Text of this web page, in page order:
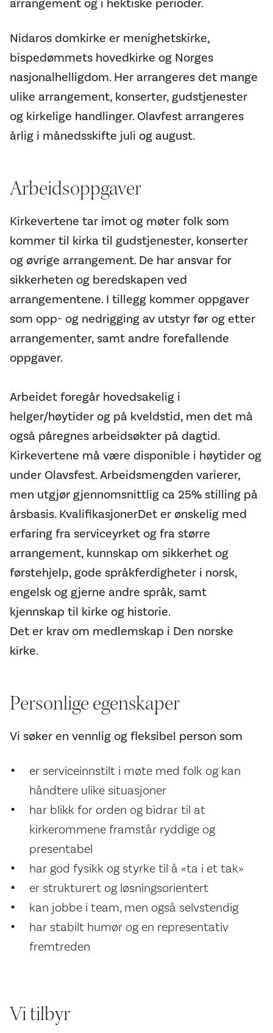
Nidaros domkirke er menighetskirke,
bispedømmets hovedkirke og Norges
nasjonalhelligdom. Her arrangeres det mange
ulike arrangement, konserter, gudstjenester
og kirkelige handlinger. Olavfest arrangeres
årlig i månedsskifte juli og august.
Arbeidsoppgaver
Kirkevertene tar imot og møter folk som
kommer til kirka til gudstjenester, konserter
og øvrige arrangement. De har ansvar for
sikkerheten og beredskapen ved
arrangementene. I tillegg kommer oppgaver
som opp- og nedrigging av utstyr før og etter
arrangementer, samt andre forefallende
oppgaver.
Arbeidet foregår hovedsakelig i
helger/høytider og på kveldstid, men det må
også påregnes arbeidsøkter på dagtid.
Kirkevertene må være disponible i høytider og
under Olavsfest. Arbeidsmengden varierer,
men utgjør gjennomsnittlig ca 25% stilling på
årsbasis. KvalifikasjonerDet er ønskelig med
erfaring fra serviceyrket og fra større
arrangement, kunnskap om sikkerhet og
førstehjelp, gode språkferdigheter i norsk,
engelsk og gjerne andre språk, samt
kjennskap til kirke og historie.
Det er krav om medlemskap i Den norske
kirke.
Personl ige egenskaper
Vi søker en vennlig og fleksibel person som
er serviceinnstilt i møte med folk og kan
håndtere ulike situasjoner
har blikk for orden og bidrar til at
kirkerommene framstår ryddige og
presentabel
har god fysikk og styrke til å «ta i et tak»
er strukturert og løsningsorientert
kan jobbe i team, men også selvstendig
har stabilt humør og en representativ
fremtreden
Vi tilbyr